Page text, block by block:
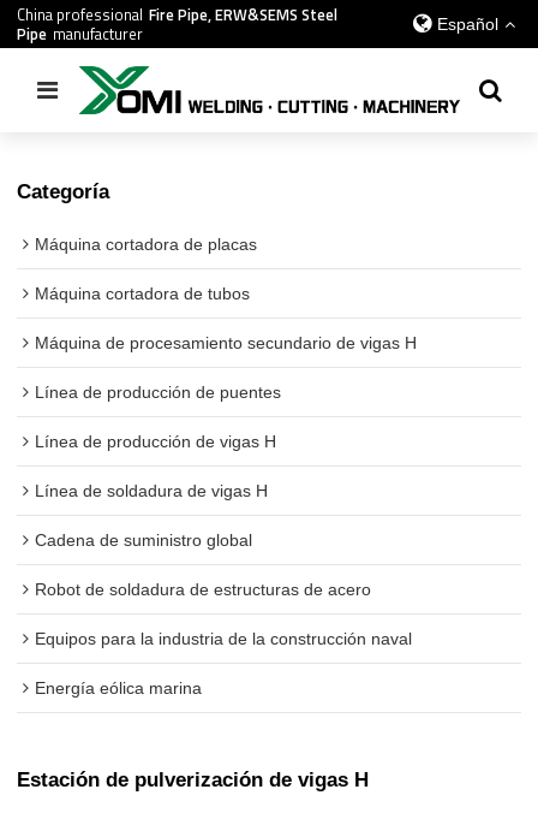
China professional Fire Pipe, ERW&SEMS Steel
Pipe manufacturer Español
todos / Estación de pulverización de vigas H
Categoría
Máquina cortadora de placas
Máquina cortadora de tubos
Máquina de procesamiento secundario de vigas H
Línea de producción de puentes
Línea de producción de vigas H
Línea de soldadura de vigas H
Cadena de suministro global
Robot de soldadura de estructuras de acero
Equipos para la industria de la construcción naval
Energía eólica marina
Estación de pulverización de vigas H